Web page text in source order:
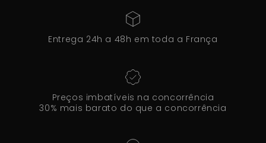
Entrega 24h a 48h em toda a França
Preços imbatíveis na concorrência
30% mais barato do que a concorrência